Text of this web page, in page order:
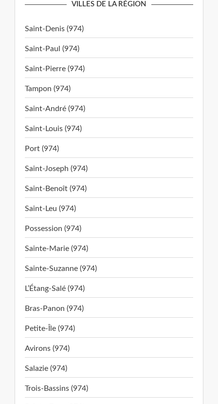
VILLES DE LA RÉGION
Saint-Denis (974)
Saint-Paul (974)
Saint-Pierre (974)
Tampon (974)
Saint-André (974)
Saint-Louis (974)
Port (974)
Saint-Joseph (974)
Saint-Benoît (974)
Saint-Leu (974)
Possession (974)
Sainte-Marie (974)
Sainte-Suzanne (974)
L’Étang-Salé (974)
Bras-Panon (974)
Petite-Île (974)
Avirons (974)
Salazie (974)
Trois-Bassins (974)